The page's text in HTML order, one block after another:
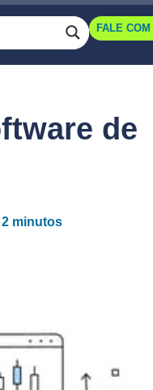
FALE
de
minutos